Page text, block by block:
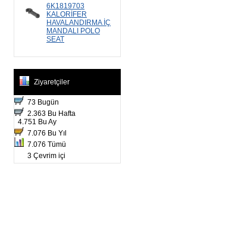
6K1819703
KALORİFER
HAVALANDIRMA İÇ
MANDALI POLO
SEAT
Ziyaretçiler
73 Bugün
2.363 Bu Hafta
4.751 Bu Ay
7.076 Bu Yıl
7.076 Tümü
3 Çevrim içi